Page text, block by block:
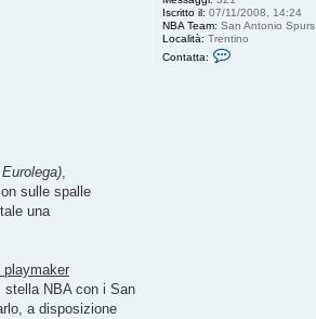
Iscritto il: 07/11/2008, 14:24
NBA Team: San Antonio Spurs
Località: Trentino
Contatta:
,
sulle spalle
una
playmaker
stella NBA con i San
a disposizione